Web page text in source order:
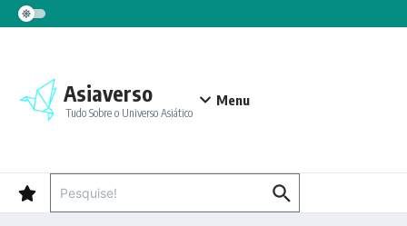
Ir para o conteúdo
Asiaverso
Tudo Sobre o Universo Asiático
Menu